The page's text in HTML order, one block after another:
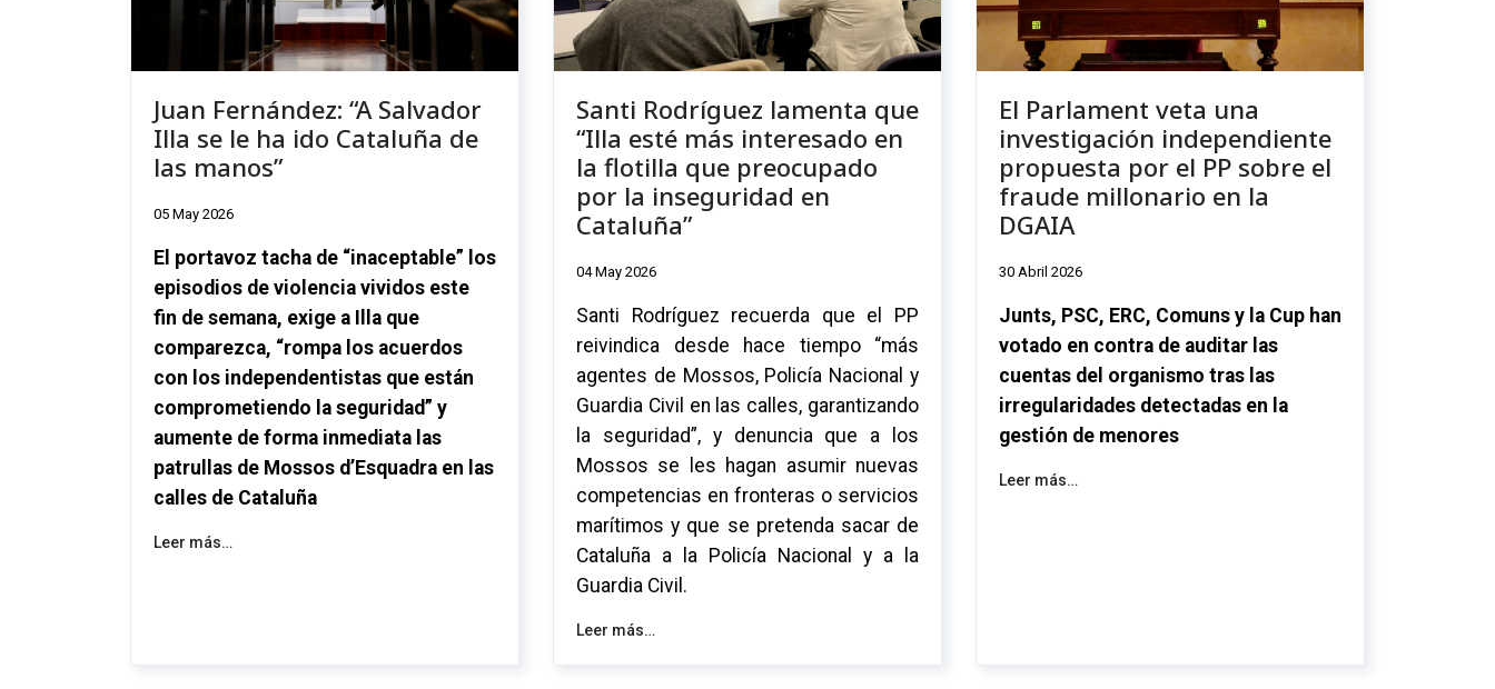
Juan Fernández: “A Salvador
Illa se le ha ido Cataluña de
las manos”
05 May 2026
El portavoz tacha de “inaceptable” los
episodios de violencia vividos este
fin de semana, exige a Illa que
comparezca, “rompa los acuerdos
con los independentistas que están
comprometiendo la seguridad” y
aumente de forma inmediata las
patrullas de Mossos d’Esquadra en las
calles de Cataluña
Leer más…
Santi Rodríguez lamenta que
“Illa esté más interesado en
la flotilla que preocupado
por la inseguridad en
Cataluña”
04 May 2026
Santi Rodríguez recuerda que el PP
reivindica desde hace tiempo “más
agentes de Mossos, Policía Nacional y
Guardia Civil en las calles, garantizando
la seguridad”, y denuncia que a los
Mossos se les hagan asumir nuevas
competencias en fronteras o servicios
marítimos y que se pretenda sacar de
Cataluña a la Policía Nacional y a la
Guardia Civil.
Leer más…
El Parlament veta una
investigación independiente
propuesta por el PP sobre el
fraude millonario en la
DGAIA
30 Abril 2026
Junts, PSC, ERC, Comuns y la Cup han
votado en contra de auditar las
cuentas del organismo tras las
irregularidades detectadas en la
gestión de menores
Leer más…